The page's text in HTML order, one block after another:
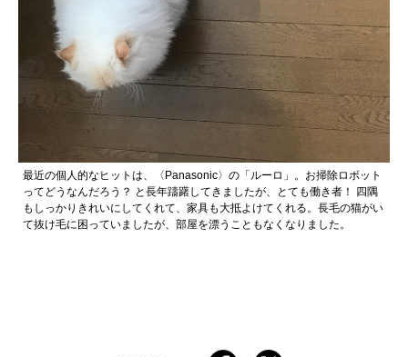
最近の個人的なヒットは、〈Panasonic〉の「ルーロ」。お掃除ロボット
ってどうなんだろう？ と長年躊躇してきましたが、とても働き者！ 四隅
もしっかりきれいにしてくれて、家具も大抵よけてくれる。長毛の猫がい
て抜け毛に困っていましたが、部屋を漂うこともなくなりました。